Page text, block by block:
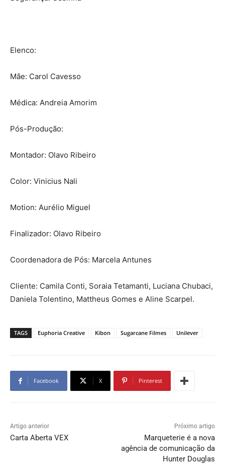
Elenco:
Mãe: Carol Cavesso
Médica: Andreia Amorim
Pós-Produção:
Montador: Olavo Ribeiro
Color: Vinicius Nali
Motion: Aurélio Miguel
Finalizador: Olavo Ribeiro
Coordenadora de Pós: Marcela Antunes
Cliente: Camila Conti, Soraia Tetamanti, Luciana Chubaci,
Daniela Tolentino, Mattheus Gomes e Aline Scarpel.
TAGS Euphoria Creative Kibon Sugarcane Filmes Unilever
Facebook X Pinterest
Artigo anterior
Carta Aberta VEX
Próximo artigo
Marqueterie é a nova
agência de comunicação da
Hunter Douglas